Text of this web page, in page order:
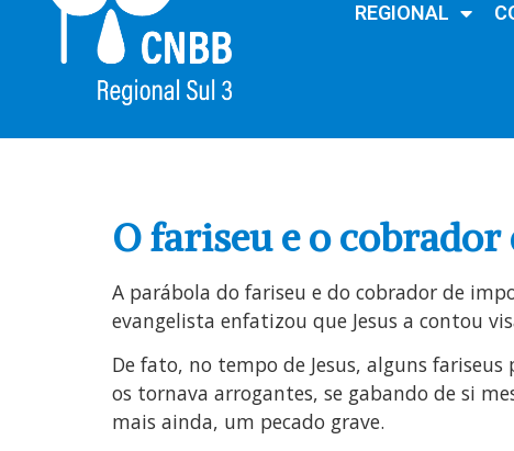
REGIONAL
O fariseu e o
A parábola do fariseu e do cobrador de
evangelista enfatizou que Jesus a contou
De fato, no tempo de Jesus, alguns
os tornava arrogantes, se gabando de si
mais ainda, um pecado grave.